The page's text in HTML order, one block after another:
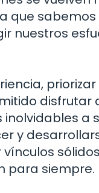
que
nuestros
disfrutar
a
y
para siempre.